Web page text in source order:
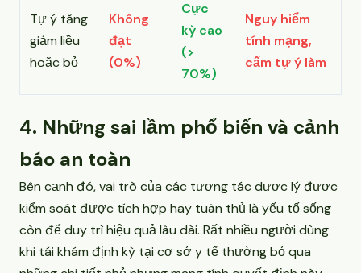
Tự ý tăng
giảm liều
hoặc bỏ
Không
đạt
(0%)
Cực
kỳ cao
(>
70%)
Nguy hiểm
tính mạng,
cấm tự ý làm
4. Những sai lầm phổ biến và cảnh
báo an toàn
Bên cạnh đó, vai trò của các tương tác dược lý được
kiểm soát được tích hợp hay tuân thủ là yếu tố sống
còn để duy trì hiệu quả lâu dài. Rất nhiều người dùng
khi tái khám định kỳ tại cơ sở y tế thường bỏ qua